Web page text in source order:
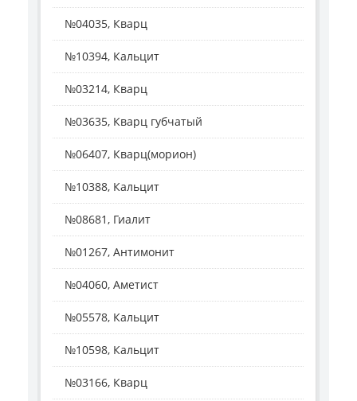
№04035, Кварц
№10394, Кальцит
№03214, Кварц
№03635, Кварц губчатый
№06407, Кварц(морион)
№10388, Кальцит
№08681, Гиалит
№01267, Антимонит
№04060, Аметист
№05578, Кальцит
№10598, Кальцит
№03166, Кварц